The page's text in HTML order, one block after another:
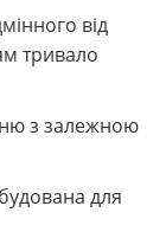
від
тривало
з залежною
для